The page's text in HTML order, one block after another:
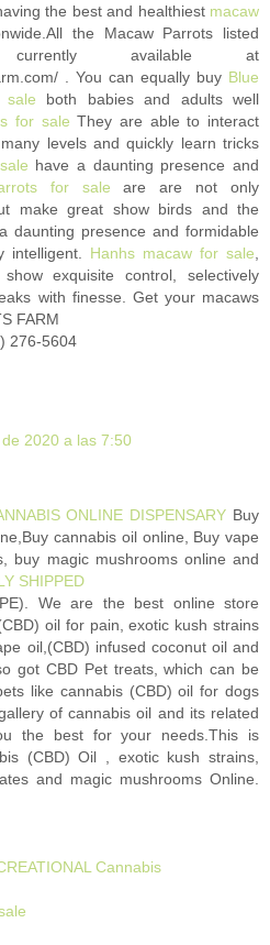
the best and healthiest macaw
the Macaw Parrots listed
available at
. You can equally buy Blue
both babies and adults well
for sale They are able to interact
levels and quickly learn tricks
have a daunting presence and
for sale are are not only
make great show birds and the
daunting presence and formidable
intelligent. Hanhs macaw for sale,
exquisite control, selectively
with finesse. Get your macaws
FARM
276-5604
2020 a las 7:50
ONLINE DISPENSARY Buy
cannabis oil online, Buy vape
buy magic mushrooms online and
SHIPPED
We are the best online store
oil for pain, exotic kush strains
oil,(CBD) infused coconut oil and
got CBD Pet treats, which can be
like cannabis (CBD) oil for dogs
of cannabis oil and its related
the best for your needs.This is
(CBD) Oil , exotic kush strains,
and magic mushrooms Online.
Cannabis